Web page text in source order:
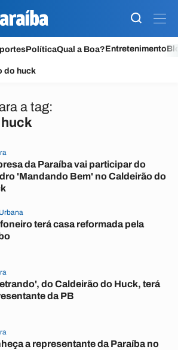
PolíticaQual a Boa?Entretenimento
do huck
a tag:
da Paraíba vai participar do
'Mandando Bem' no Caldeirão do
terá casa reformada pela
do Caldeirão do Huck, terá
da PB
a representante da Paraíba no